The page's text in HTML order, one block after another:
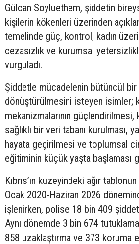
Gülcan Soyluethem, şiddetin
kişilerin kökenleri üzerinden
temelinde güç, kontrol, kadın
cezasızlık ve kurumsal
vurguladı.
Şiddetle mücadelenin bütüncül
dönüştürülmesini isteyen isimler;
mekanizmalarının güçlendirilmesi,
sağlıklı bir veri tabanı kurulması,
hayata geçirilmesi ve toplumsal
eğitiminin küçük yaşta başlaması
Kıbrıs’ın kuzeyindeki ağır
Ocak 2020-Haziran 2026
işlenirken, polise 18 bin 409
Aynı dönemde 3 bin 674 tutuklama
858 uzaklaştırma ve 373 koruma